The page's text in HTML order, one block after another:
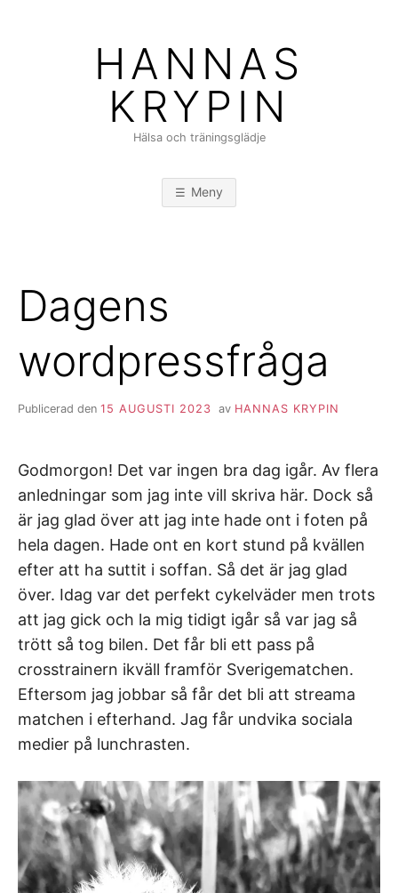
HANNAS
KRYPIN
Hälsa och träningsglädje
Meny
Dagens
wordpressfråga
Publicerad den 15 AUGUSTI 2023 av HANNAS KRYPIN
Godmorgon! Det var ingen bra dag igår. Av flera
anledningar som jag inte vill skriva här. Dock så
är jag glad över att jag inte hade ont i foten på
hela dagen. Hade ont en kort stund på kvällen
efter att ha suttit i soffan. Så det är jag glad
över. Idag var det perfekt cykelväder men trots
att jag gick och la mig tidigt igår så var jag så
trött så tog bilen. Det får bli ett pass på
crosstrainern ikväll framför Sverigematchen.
Eftersom jag jobbar så får det bli att streama
matchen i efterhand. Jag får undvika sociala
medier på lunchrasten.